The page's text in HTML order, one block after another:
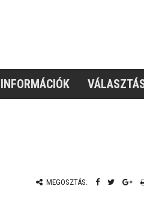
INFORMÁCIÓK
MEGOSZTÁS: